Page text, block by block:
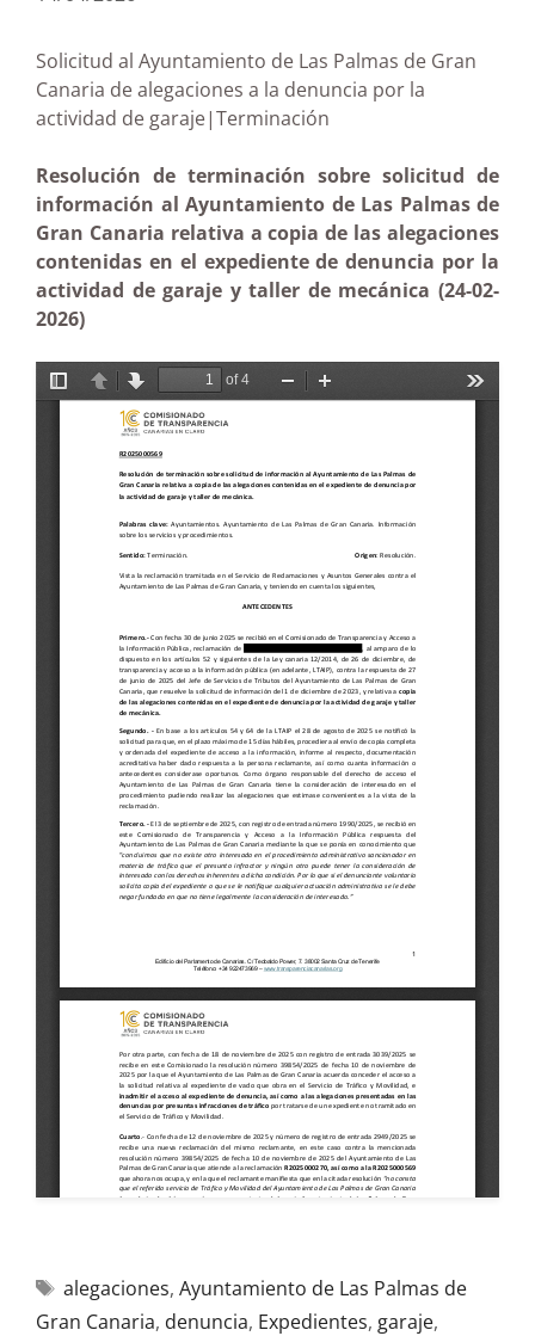
Solicitud al Ayuntamiento de Las Palmas de Gran
Canaria de alegaciones a la denuncia por la
actividad de garaje|Terminación
Resolución de terminación sobre solicitud de
información al Ayuntamiento de Las Palmas de
Gran Canaria relativa a copia de las alegaciones
contenidas en el expediente de denuncia por la
actividad de garaje y taller de mecánica (24-02-
2026)
alegaciones, Ayuntamiento de Las Palmas de
Gran Canaria, denuncia, Expedientes, garaje,